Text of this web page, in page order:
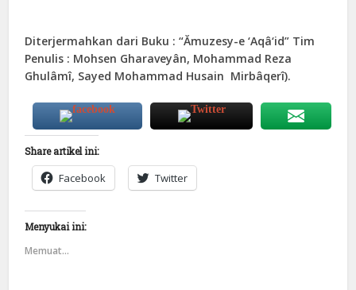
Diterjermahkan dari Buku : “Ămuzesy-e ‘Aqâ‘id” Tim
Penulis : Mohsen Gharaveyân, Mohammad Reza
Ghulâmî, Sayed Mohammad Husain Mirbâqerî).
Share artikel ini:
Facebook Twitter
Menyukai ini:
Memuat...